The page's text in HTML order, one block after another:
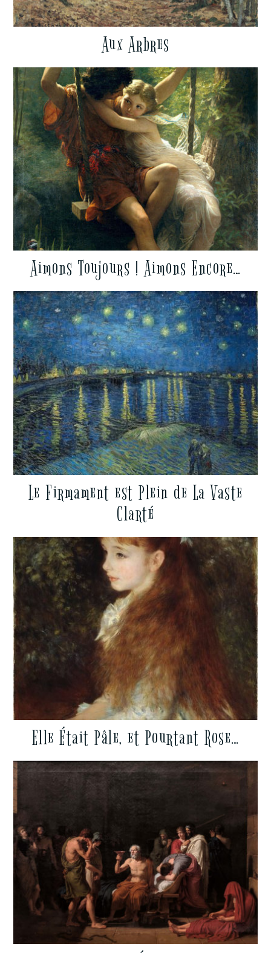
Aux Arbres
Aimons Toujours ! Aimons Encore…
Le Firmament est Plein de La Vaste
Clarté
Elle Était Pâle, et Pourtant Rose…